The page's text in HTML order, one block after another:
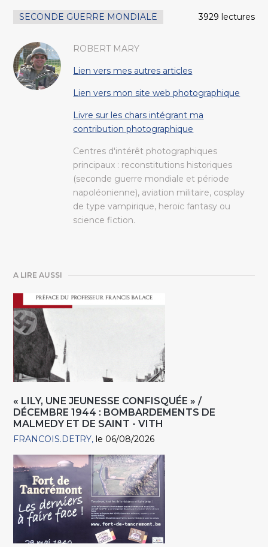
SECONDE GUERRE MONDIALE 3929 lectures
ROBERT MARY
Lien vers mes autres articles
Lien vers mon site web photographique
Livre sur les chars intégrant ma
contribution photographique
Centres d'intérêt photographiques
principaux : reconstitutions historiques
(seconde guerre mondiale et période
napoléonienne), aviation militaire, cosplay
de type vampirique, heroïc fantasy ou
science fiction.
A LIRE AUSSI
« LILY, UNE JEUNESSE CONFISQUÉE » /
DÉCEMBRE 1944 : BOMBARDEMENTS DE
MALMEDY ET DE SAINT - VITH
FRANCOIS.DETRY le 06/08/2026